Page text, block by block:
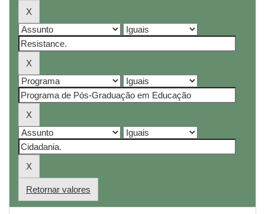
Retornar valores